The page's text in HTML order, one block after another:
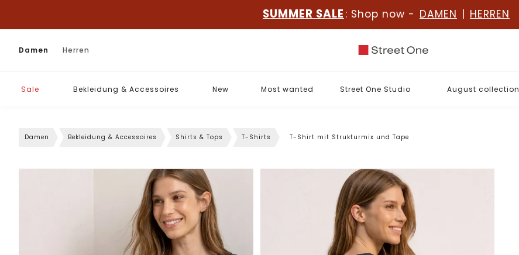
SUMMER SALE : Shop now - DAMEN | HERREN
Damen Herren
Sale Bekleidung & Accessoires New Most wanted Street One Studio August collection
Damen Bekleidung & Accessoires Shirts & Tops T-Shirts T-Shirt mit Strukturmix und Tape